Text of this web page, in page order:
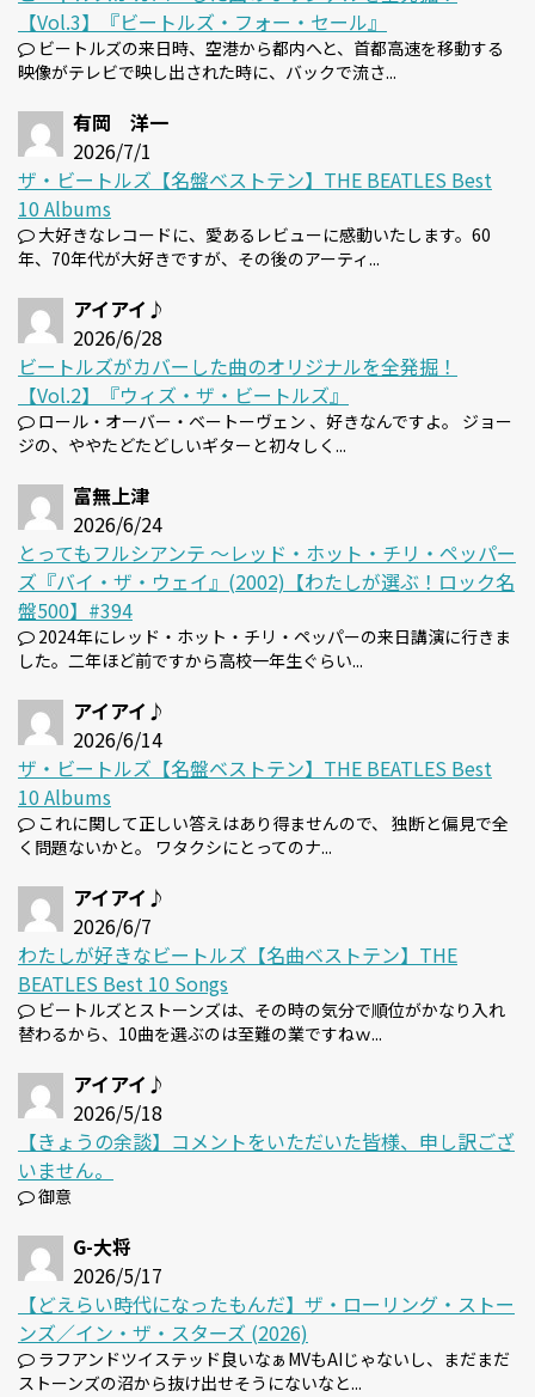
【Vol.3】『ビートルズ・フォー・セール』
ビートルズの来日時、空港から都内へと、首都高速を移動する
映像がテレビで映し出された時に、バックで流さ...
有岡 洋一
2026/7/1
ザ・ビートルズ【名盤ベストテン】THE BEATLES Best
10 Albums
大好きなレコードに、愛あるレビューに感動いたします。60
年、70年代が大好きですが、その後のアーティ...
アイアイ♪
2026/6/28
ビートルズがカバーした曲のオリジナルを全発掘！
【Vol.2】『ウィズ・ザ・ビートルズ』
ロール・オーバー・ベートーヴェン 、好きなんですよ。 ジョー
ジの、ややたどたどしいギターと初々しく...
富無上津
2026/6/24
とってもフルシアンテ 〜レッド・ホット・チリ・ペッパー
ズ『バイ・ザ・ウェイ』(2002)【わたしが選ぶ！ロック名
盤500】#394
2024年にレッド・ホット・チリ・ペッパーの来日講演に行きま
した。二年ほど前ですから高校一年生ぐらい...
アイアイ♪
2026/6/14
ザ・ビートルズ【名盤ベストテン】THE BEATLES Best
10 Albums
これに関して正しい答えはあり得ませんので、 独断と偏見で全
く問題ないかと。 ワタクシにとってのナ...
アイアイ♪
2026/6/7
わたしが好きなビートルズ【名曲ベストテン】THE
BEATLES Best 10 Songs
ビートルズとストーンズは、その時の気分で順位がかなり入れ
替わるから、10曲を選ぶのは至難の業ですねｗ...
アイアイ♪
2026/5/18
【きょうの余談】コメントをいただいた皆様、申し訳ござ
いません。
御意
G-大将
2026/5/17
【どえらい時代になったもんだ】ザ・ローリング・ストー
ンズ／イン・ザ・スターズ (2026)
ラフアンドツイステッド良いなぁMVもAIじゃないし、まだまだ
ストーンズの沼から抜け出せそうにないなと...